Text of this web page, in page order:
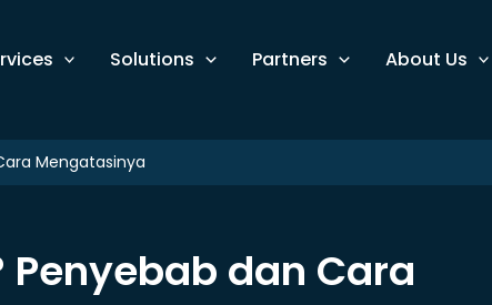
Solutions Partners About Us
Mengatasinya
dan Cara